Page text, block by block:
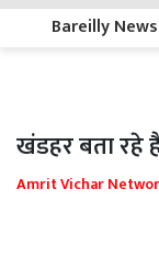
Bareilly News
खंडहर बता रहे
Amrit Vichar